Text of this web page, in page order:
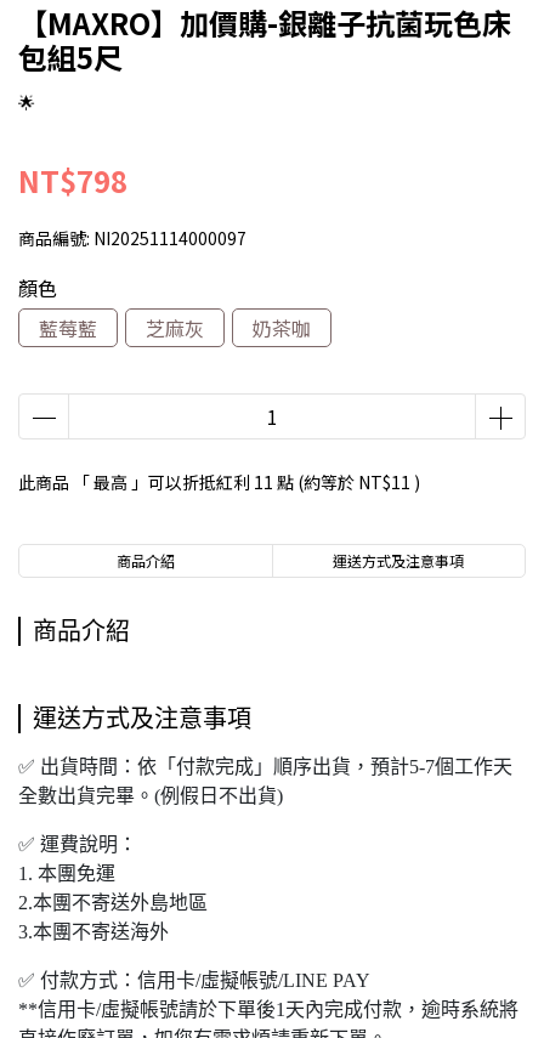
【MAXRO】加價購-銀離子抗菌玩色床
包組5尺
🌟
NT$798
商品編號: NI20251114000097
顏色
藍莓藍
芝麻灰 奶茶咖
此商品 「 最高 」可以折抵紅利 11 點 (約等於 NT$11 )
商品介紹 運送方式及注意事項
商品介紹
運送方式及注意事項
✅ 出貨時間：依「付款完成」順序出貨，預計5-7個工作天
全數出貨完畢。(例假日不出貨)
✅ 運費說明：
1. 本團免運
2.本團不寄送外島地區
3.本團不寄送海外
✅ 付款方式：信用卡/虛擬帳號/LINE PAY
**信用卡/虛擬帳號請於下單後1天內完成付款，逾時系統將